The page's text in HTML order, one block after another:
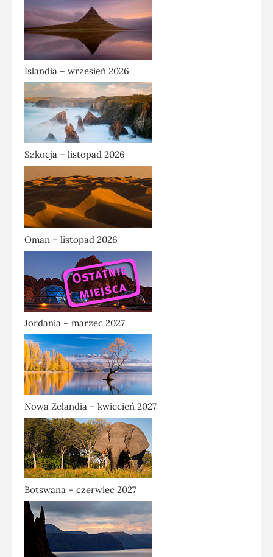
Islandia – wrzesień 2026
Szkocja – listopad 2026
Oman – listopad 2026
Jordania – marzec 2027
Nowa Zelandia – kwiecień 2027
Botswana – czerwiec 2027